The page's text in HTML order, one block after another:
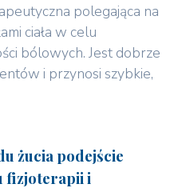
polegająca na
ciała w celu
bólowych. Jest dobrze
i przynosi szybkie,
żucia podejście
fizjoterapii i